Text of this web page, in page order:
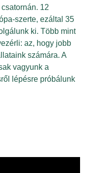
12
szerte, ezáltal 35
ki. Több mint
az, hogy jobb
számára. A
vagyunk a
lépésre próbálunk